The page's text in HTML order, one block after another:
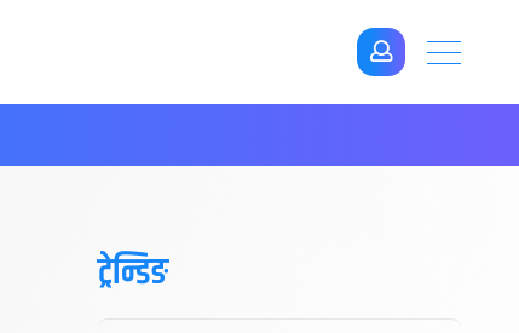
ट्रेन्डिङ